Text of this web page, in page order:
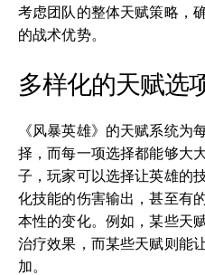
考虑团队的整体天赋策略，
的战术优势。
多样化的天赋选
《风暴英雄》的天赋系统为
择，而每一项选择都能够大
子，玩家可以选择让英雄的
化技能的伤害输出，甚至有
本性的变化。例如，某些天
治疗效果，而某些天赋则能
加。